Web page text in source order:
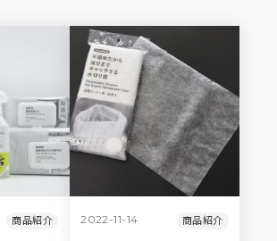
商品紹介 2022-11-14 商品紹介